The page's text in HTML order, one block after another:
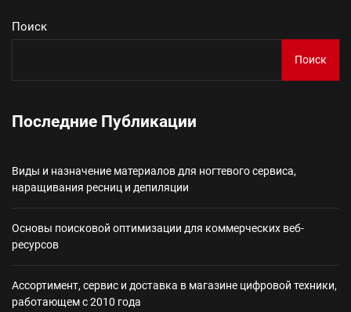
Поиск
Поиск
Последние Публикации
Виды и назначение материалов для ногтевого сервиса,
наращивания ресниц и депиляции
Основы поисковой оптимизации для коммерческих веб-
ресурсов
Ассортимент, сервис и доставка в магазине цифровой техники,
работающем с 2010 года